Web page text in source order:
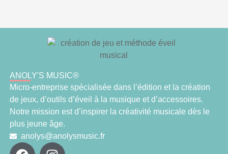
ANOLY'S MUSIC®
Micro-entreprise spécialisée dans l’édition et la création
de jeux, d’outils d’éveil à la musique et d’accessoires.
Notre mission est d’inspirer la créativité musicale dès le
plus jeune âge.
anolys@anolysmusic.fr